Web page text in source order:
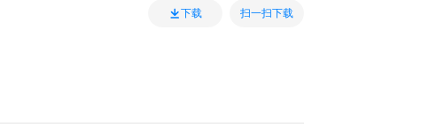
下载 扫一扫下载